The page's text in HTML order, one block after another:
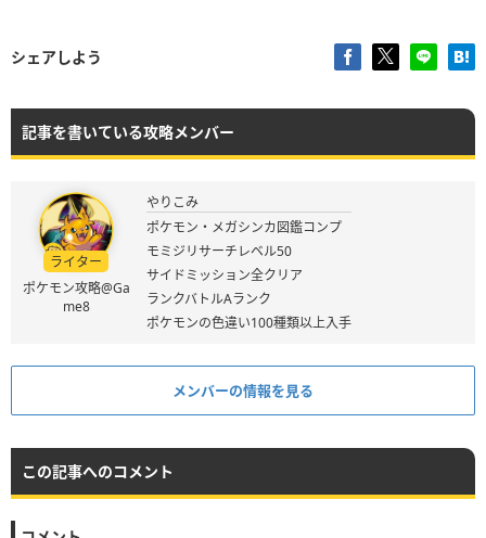
シェアしよう
記事を書いている攻略メンバー
ライター
ポケモン攻略@Ga
me8
やりこみ
ポケモン・メガシンカ図鑑コンプ
モミジリサーチレベル50
サイドミッション全クリア
ランクバトルAランク
ポケモンの色違い100種類以上入手
メンバーの情報を見る
この記事へのコメント